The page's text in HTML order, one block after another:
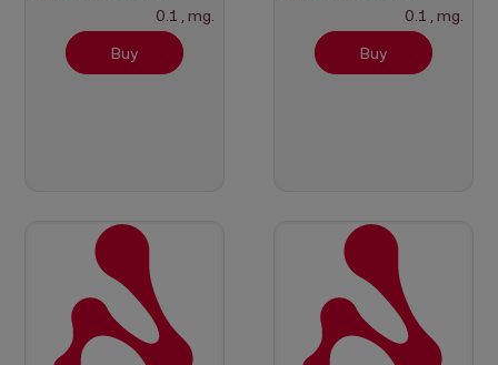
224R + Verificada
0.1 , mg.
Buy
324R + Verificada
0.1 , mg.
Buy